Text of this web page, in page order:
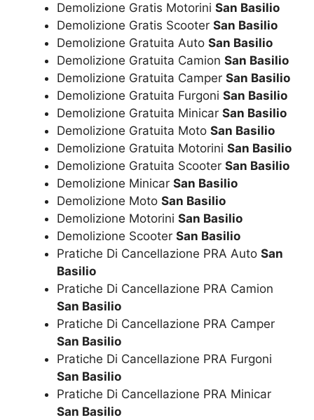
Demolizione Gratis Motorini San Basilio
Demolizione Gratis Scooter San Basilio
Demolizione Gratuita Auto San Basilio
Demolizione Gratuita Camion San Basilio
Demolizione Gratuita Camper San Basilio
Demolizione Gratuita Furgoni San Basilio
Demolizione Gratuita Minicar San Basilio
Demolizione Gratuita Moto San Basilio
Demolizione Gratuita Motorini San Basilio
Demolizione Gratuita Scooter San Basilio
Demolizione Minicar San Basilio
Demolizione Moto San Basilio
Demolizione Motorini San Basilio
Demolizione Scooter San Basilio
Pratiche Di Cancellazione PRA Auto San
Basilio
Pratiche Di Cancellazione PRA Camion
San Basilio
Pratiche Di Cancellazione PRA Camper
San Basilio
Pratiche Di Cancellazione PRA Furgoni
San Basilio
Pratiche Di Cancellazione PRA Minicar
San Basilio